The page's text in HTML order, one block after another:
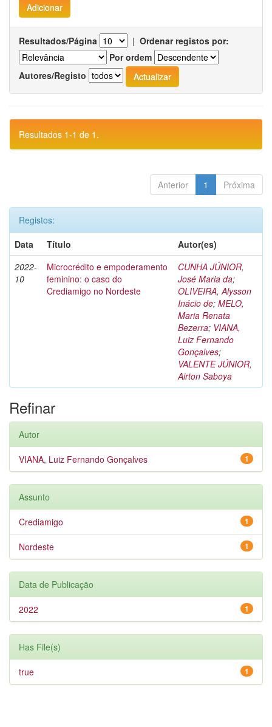
Resultados/Página | Ordenar registos por:
Por ordem
Autores/Registo
Resultados 1-1 de 1.
Anterior 1 Próxima
Registos:
Data
Título
Autor(es)
2022-
10
Microcrédito e empoderamento
feminino: o caso do
Crediamigo no Nordeste
CUNHA JÚNIOR,
José Maria da;
OLIVEIRA, Alysson
Inácio de; MELO,
Maria Renata
Bezerra; VIANA,
Luiz Fernando
Gonçalves;
VALENTE JÚNIOR,
Airton Saboya
Refinar
Autor
1
VIANA, Luiz Fernando Gonçalves
Assunto
1
Crediamigo
1
Nordeste
Data de Publicação
1
2022
Has File(s)
1
true